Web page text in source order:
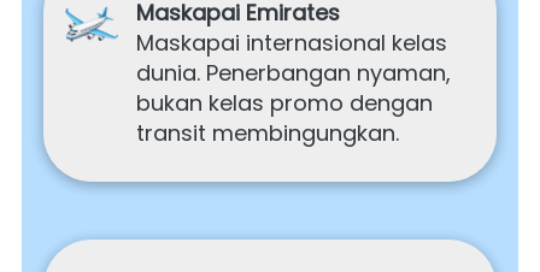
Maskapai Emirates
Maskapai internasional kelas
dunia. Penerbangan nyaman,
bukan kelas promo dengan
transit membingungkan.